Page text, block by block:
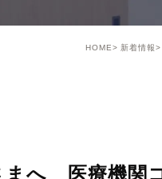
HOME 新着情報
まへ 医療機関